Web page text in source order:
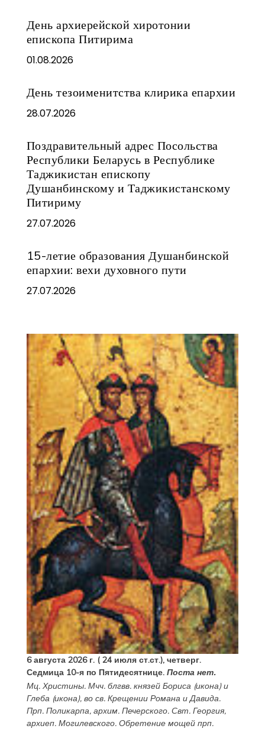
День архиерейской хиротонии
епископа Питирима
01.08.2026
День тезоименитства клирика епархии
28.07.2026
Поздравительный адрес Посольства
Республики Беларусь в Республике
Таджикистан епископу
Душанбинскому и Таджикистанскому
Питириму
27.07.2026
15-летие образования Душанбинской
епархии: вехи духовного пути
27.07.2026
6 августа 2026 г. ( 24 июля ст.ст.), четверг.
Седмица 10-я по Пятидесятнице. Поста нет.
Мц. Христины. Мчч. блгвв. князей Бориса(икона) и
Глеба(икона), во св. Крещении Романа и Давида.
Прп. Поликарпа, архим. Печерского. Свт. Георгия,
архиеп. Могилевского. Обретение мощей прп.